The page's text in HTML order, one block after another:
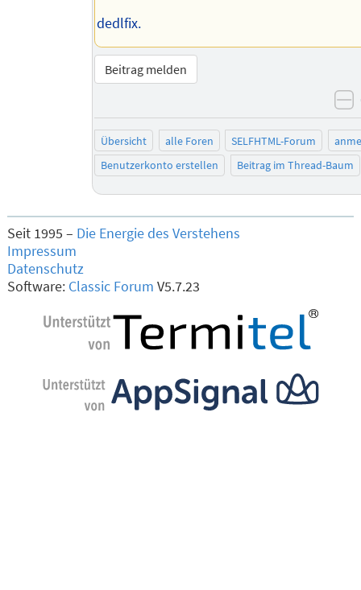
dedlfix.
Beitrag melden
Übersicht alle Foren SELFHTML-Forum
Benutzerkonto erstellen
Beitrag im Thread-Baum
Seit 1995 – Die Energie des Verstehens
Impressum
Datenschutz
Software: Classic Forum V5.7.23